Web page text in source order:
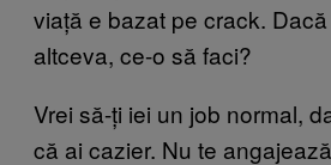
viață e bazat pe crack.
altceva, ce-o să faci?
Vrei să-ți iei un job normal,
că ai cazier. Nu te